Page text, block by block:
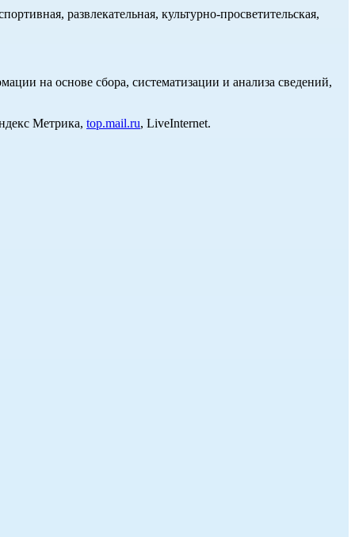
развлекательная, культурно-просветительская,
на основе сбора, систематизации и анализа сведений,
Метрика, top.mail.ru, LiveInternet.